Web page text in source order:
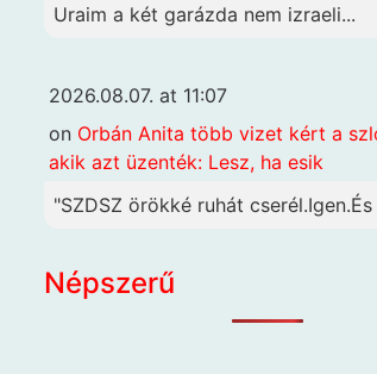
Uraim a két garázda nem izraeli...
2026.08.07. at 11:07
on Orbán Anita több vizet kért a
akik azt üzenték: Lesz, ha esik
"SZDSZ örökké ruhát cserél.Igen.És
Népszerű